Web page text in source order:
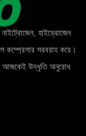
হাইড্রোজেন
কম্প্রেসার সরবরাহ করে।
আজকেই উদ্ধৃতি অনুরোধ